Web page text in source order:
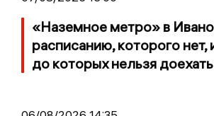
«Наземное метро» в
расписанию, которого нет,
до которых нельзя доехать